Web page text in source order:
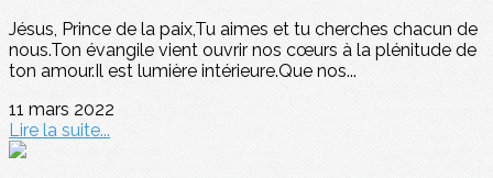
Jésus, Prince de la paix,Tu aimes et tu cherches chacun de
nous.Ton évangile vient ouvrir nos cœurs à la plénitude de
ton amour.Il est lumière intérieure.Que nos...
11 mars 2022
Lire la suite...